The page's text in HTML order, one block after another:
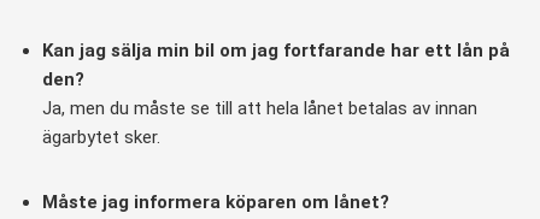
Kan jag sälja min bil om jag fortfarande har ett lån på
den?
Ja, men du måste se till att hela lånet betalas av innan
ägarbytet sker.
Måste jag informera köparen om lånet?